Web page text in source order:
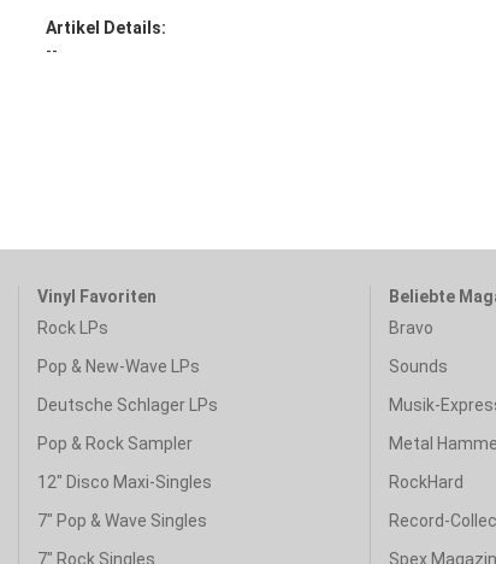
Artikel Details:
--
Vinyl Favoriten
Rock LPs
Pop & New-Wave LPs
Deutsche Schlager LPs
Pop & Rock Sampler
12" Disco Maxi-Singles
7" Pop & Wave Singles
7" Rock Singles
Beliebte
Bravo
Sounds
Musik-
Metal
RockHard
Record-
Spex Magazin